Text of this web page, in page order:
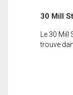
30 Mill
Le 30 Mill
trouve